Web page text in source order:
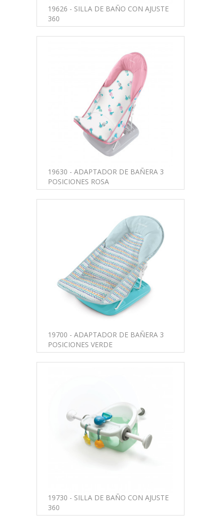
19626 - SILLA DE BAÑO CON AJUSTE
360
19630 - ADAPTADOR DE BAÑERA 3
POSICIONES ROSA
19700 - ADAPTADOR DE BAÑERA 3
POSICIONES VERDE
19730 - SILLA DE BAÑO CON AJUSTE
360